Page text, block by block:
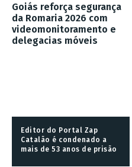
Goiás reforça segurança
da Romaria 2026 com
videomonitoramento e
delegacias móveis
Editor do Portal Zap
Catalão é condenado a
mais de 53 anos de prisão